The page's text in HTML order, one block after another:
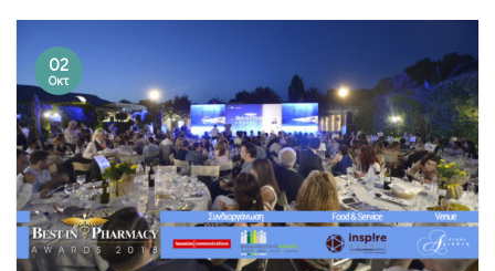
02
Οκτ